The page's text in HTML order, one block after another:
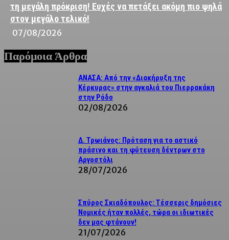
τη μεγάλη πρόκριση! Ευχές να πετάξει ακόμη πιο ψηλά
στον μεγάλο τελικό!
07/08/2026
Παρόμοια Άρθρα
ΑΝΑΣΑ: Από την «Διακήρυξη της
Κέρκυρας» στην αγκαλιά του Πιερρακάκη
στην Ρόδο
02/08/2026
Δ. Τρωιάνος: Πρόταση για το αστικό
πράσινο και τη φύτευση δέντρων στο
Αργοστόλι
28/07/2026
Σπύρος Σκιαδόπουλος: Τέσσερις δημόσιες
Νομικές ήταν πολλές, τώρα οι ιδιωτικές
δεν μας φτάνουν!
21/07/2026